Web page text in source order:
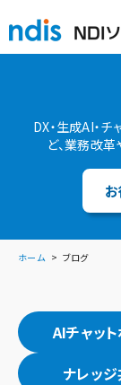
DX・生成AI・チ
ど、業務改
ホーム ブログ
AIチャッ
ナレッ